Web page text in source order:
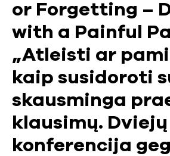
or Forgetting –
with a Painful
„Atleisti ar
kaip susidoroti
skausminga
klausimų.
konferencija